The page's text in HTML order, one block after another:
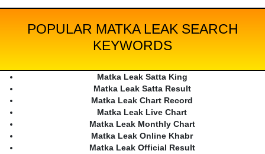
POPULAR MATKA LEAK SEARCH
KEYWORDS
Matka Leak Satta King
Matka Leak Satta Result
Matka Leak Chart Record
Matka Leak Live Chart
Matka Leak Monthly Chart
Matka Leak Online Khabr
Matka Leak Official Result